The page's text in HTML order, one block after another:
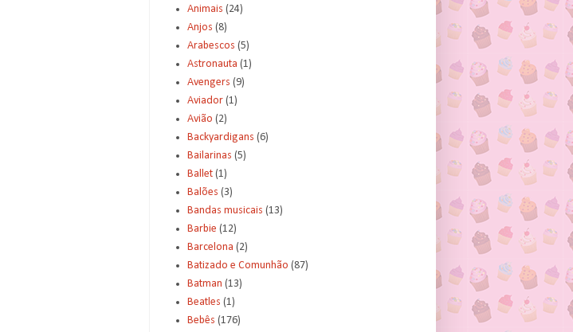
Animais (24)
Anjos (8)
Arabescos (5)
Astronauta (1)
Avengers (9)
Aviador (1)
Avião (2)
Backyardigans (6)
Bailarinas (5)
Ballet (1)
Balões (3)
Bandas musicais (13)
Barbie (12)
Barcelona (2)
Batizado e Comunhão (87)
Batman (13)
Beatles (1)
Bebês (176)